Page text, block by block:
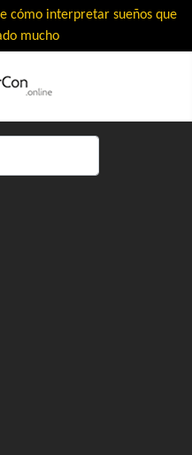
cómo interpretar sueños que
mucho